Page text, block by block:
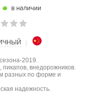
в наличии
2019.
внедорожников.
разных по форме и
надежность.